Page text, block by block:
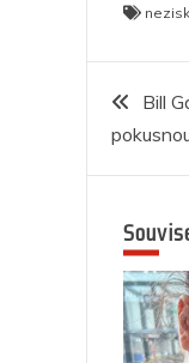
e
b
o
o
k
pro
Bill